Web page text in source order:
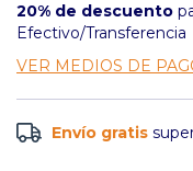
20% de descuento
Efectivo/Transferencia
VER MEDIOS DE
Envío gratis